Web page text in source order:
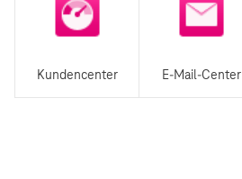
Kundencenter E-Mail-Center